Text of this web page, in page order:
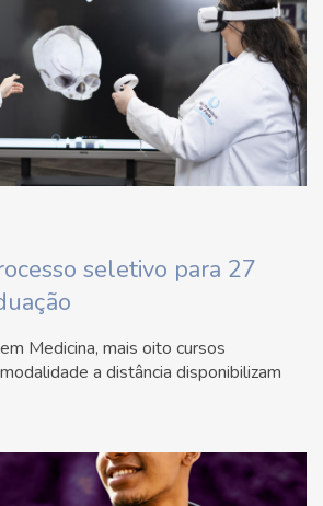
seletivo para 27
Medicina, mais oito cursos
a distância disponibilizam